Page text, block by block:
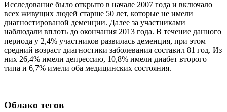
Исследование было открыто в начале 2007 года и включало
всех живущих людей старше 50 лет, которые не имели
диагностированой деменции. Далее за участниками
наблюдали вплоть до окончания 2013 года. В течение данного
периода у 2,4% участников развилась деменция, при этом
средний возраст диагностики заболевания составил 81 год. Из
них 26,4% имели депрессию, 10,8% имели диабет второго
типа и 6,7% имели оба медицинских состояния.
Облако тегов